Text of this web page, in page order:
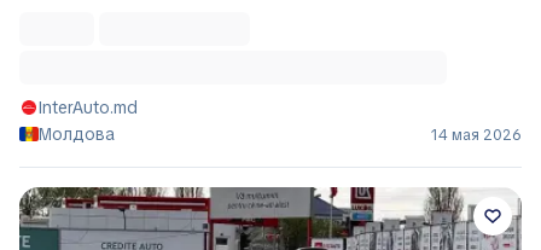
InterAuto.md
Молдова
14 мая 2026